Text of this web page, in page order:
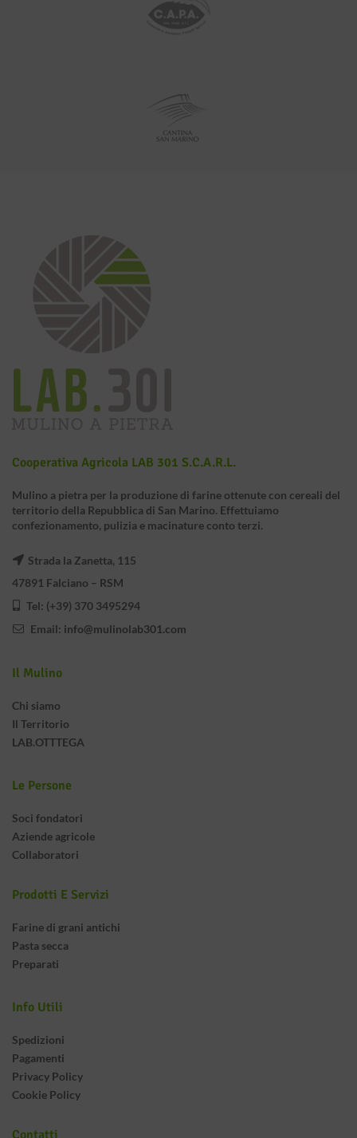
GwgzMkHTbi4/s400/beautiful-
Cooperativa Agricola LAB 301 S.c.a.r.l.
Mulino a pietra per la produzione di farine ottenute con cereali del
territorio della Repubblica di San Marino. Effettuiamo
confezionamento, pulizia e macinature conto terzi.
Strada la Zanetta, 115
47891 Falciano – RSM
Tel: (+39) 370 3495294
Email: info@mulinolab301.com
Il Mulino
Chi siamo
Il Territorio
LAB.OTTTEGA
Le Persone
Soci fondatori
Aziende agricole
Collaboratori
Prodotti E Servizi
Farine di grani antichi
Pasta secca
Preparati
Info Utili
Spedizioni
Pagamenti
Privacy Policy
Cookie Policy
Contatti